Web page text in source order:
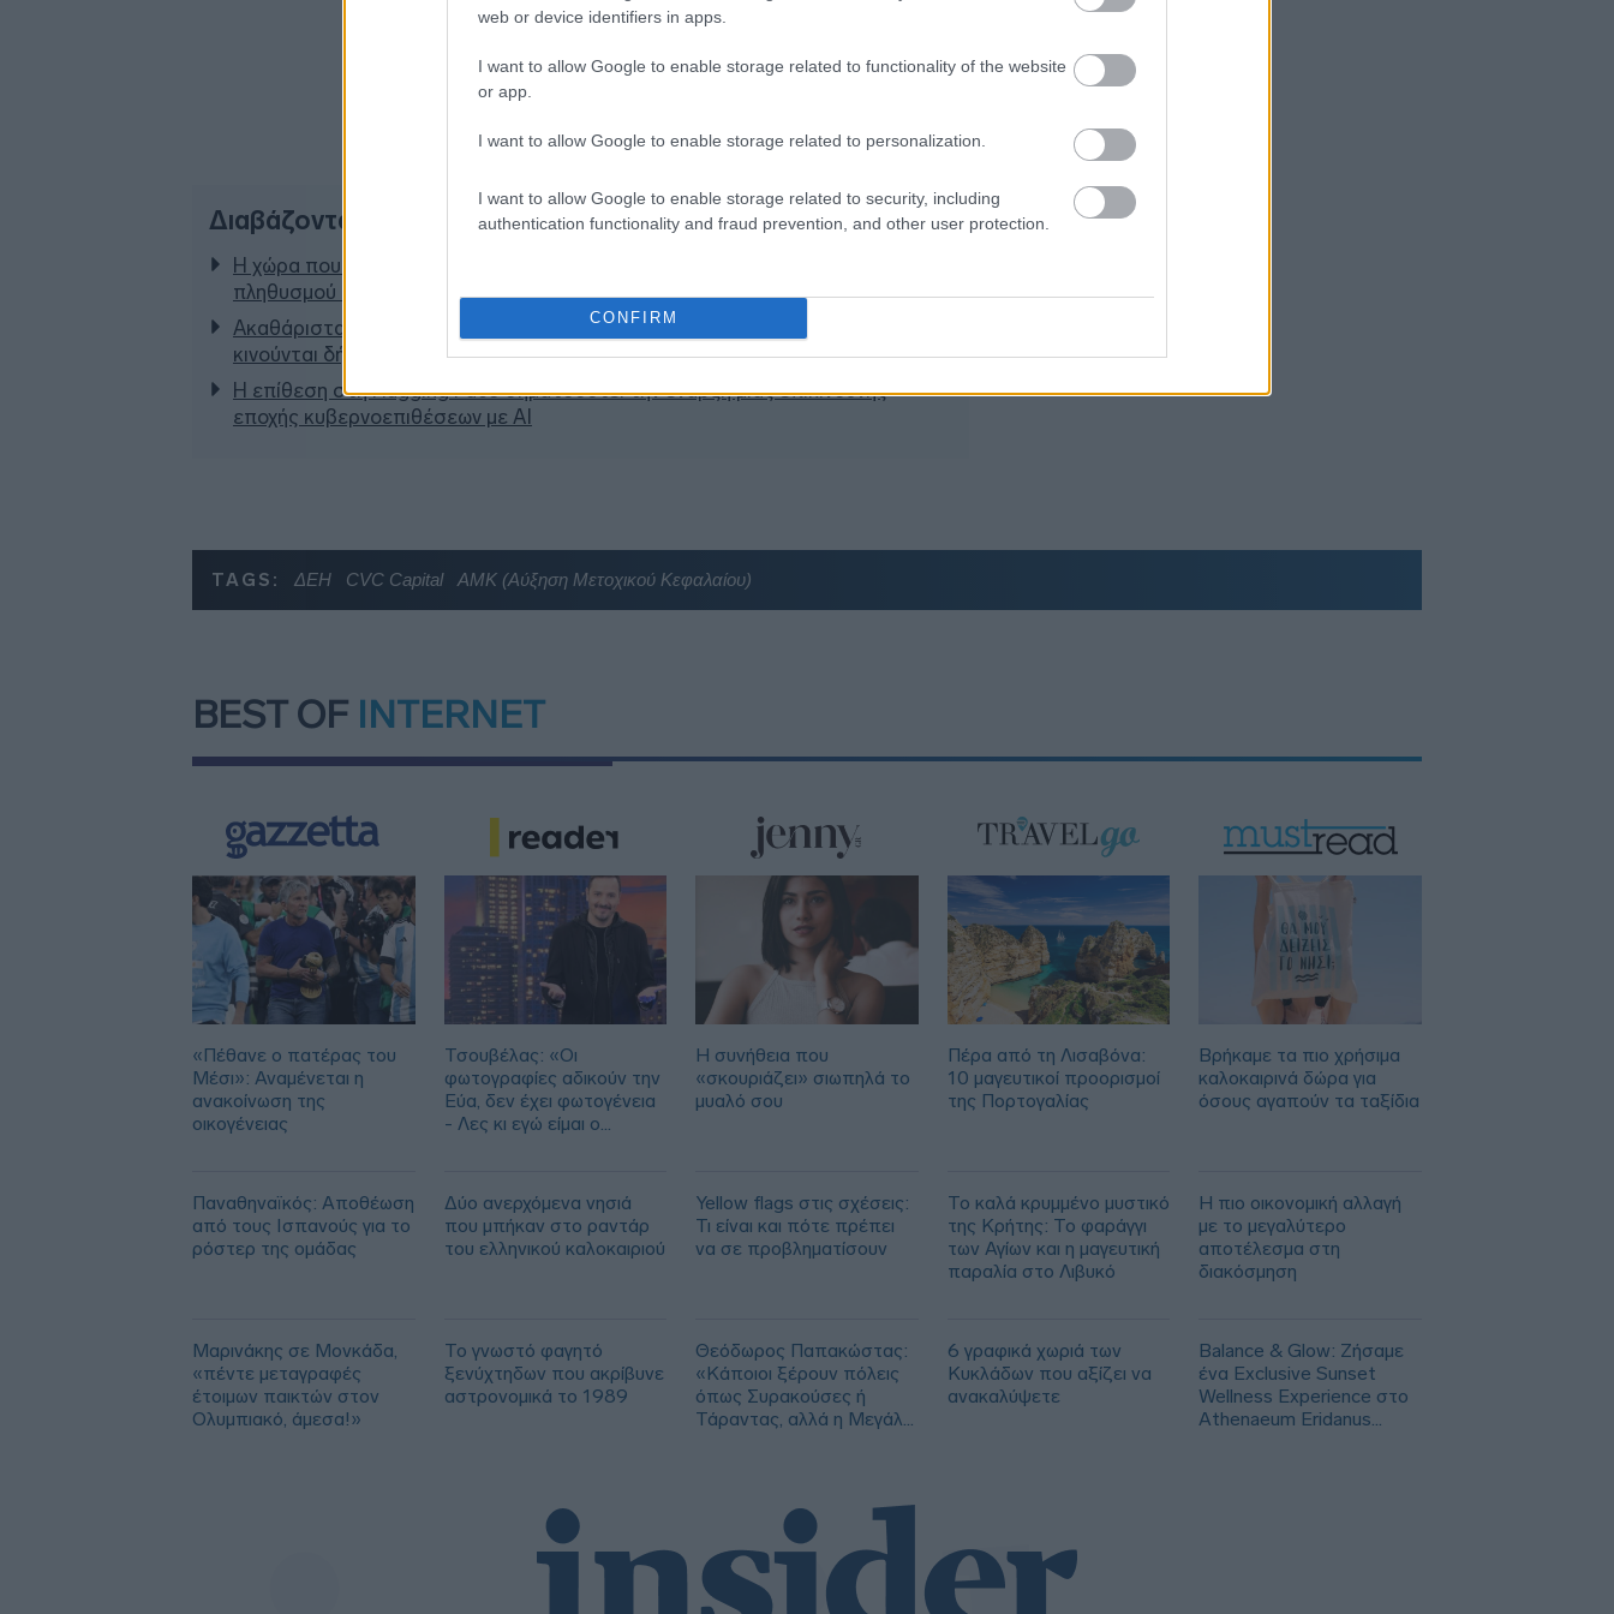
web or device identifiers in apps.
I want to allow Google to enable storage related to functionality of the website
or app.
I want to allow Google to enable storage related to personalization.
I want to allow Google to enable storage related to security, including
authentication functionality and fraud prevention, and other user protection.
CONFIRM
Διαβάζονται αυτή τη στιγμή
Η χώρα που ζει το δημογραφικό μας μέλλον προβλέπεται να χάσει το 30% του
πληθυσμού της μέχρι το 2070
Ακαθάριστα οικόπεδα: Τι γίνεται όταν ο ιδιοκτήτης δεν τα καθαρίσει - Πώς
κινούνται δήμοι και ΠΣ, ποιος πληρώνει τον λογαριασμό
Η επίθεση στη Hugging Face σηματοδοτεί την έναρξη μιας επικίνδυνης
εποχής κυβερνοεπιθέσεων με AI
Υπ. Μεταφορών: Οριστική λύση στο
Τράπεζες: Στα 15 δισ. ευρώ ο στόχος
09:00 Γερμανία: Επεκτείνεται η έρευνα για
Καναδάς: Σε κατάσταση έκτακτης
πυρκαγιών
08:49 ΗΠΑ: Ο καρκίνος του Τζο Μπάιντεν έχει
TAGS: ΔΕΗ CVC Capital ΑΜΚ (Αύξηση Μετοχικού Κεφαλαίου)
BEST OF INTERNET
«Πέθανε ο πατέρας του
Μέσι»: Αναμένεται η
ανακοίνωση της
οικογένειας
Παναθηναϊκός: Αποθέωση
από τους Ισπανούς για το
ρόστερ της ομάδας
Μαρινάκης σε Μονκάδα,
«πέντε μεταγραφές
έτοιμων παικτών στον
Ολυμπιακό, άμεσα!»
Τσουβέλας: «Οι
φωτογραφίες αδικούν την
Εύα, δεν έχει φωτογένεια
- Λες κι εγώ είμαι ο
Δύο ανερχόμενα νησιά
που μπήκαν στο ραντάρ
του ελληνικού καλοκαιριού
Το γνωστό φαγητό
ξενύχτηδων που ακρίβυνε
αστρονομικά το 1989
Η συνήθεια που
«σκουριάζει» σιωπηλά το
μυαλό σου
Yellow flags στις σχέσεις:
Τι είναι και πότε πρέπει
να σε προβληματίσουν
Θεόδωρος Παπακώστας:
«Κάποιοι ξέρουν πόλεις
όπως Συρακούσες ή
Τάραντας, αλλά η Μεγάλη
Πέρα από τη Λισαβόνα:
10 μαγευτικοί προορισμοί
της Πορτογαλίας
Το καλά κρυμμένο μυστικό
της Κρήτης: Το φαράγγι
των Αγίων και η μαγευτική
παραλία στο Λιβυκό
6 γραφικά χωριά των
Κυκλάδων που αξίζει να
ανακαλύψετε
Βρήκαμε τα πιο χρήσιμα
καλοκαιρινά δώρα για
όσους αγαπούν τα ταξίδια
Η πιο οικονομική αλλαγή
με το μεγαλύτερο
αποτέλεσμα στη
διακόσμηση
Balance & Glow: Ζήσαμε
ένα Exclusive Sunset
Wellness Experience στο
Athenaeum Eridanus